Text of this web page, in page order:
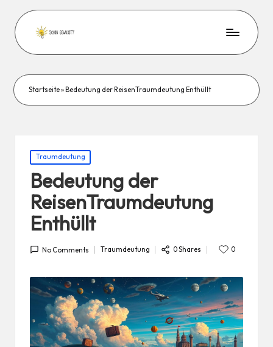
Startseite» Bedeutung der ReisenTraumdeutung Enthüllt
Posted
in
Traumdeutung
Bedeutung der
ReisenTraumdeutung
Enthüllt
No Comments
Posted
Traumdeutung 0 Shares 0